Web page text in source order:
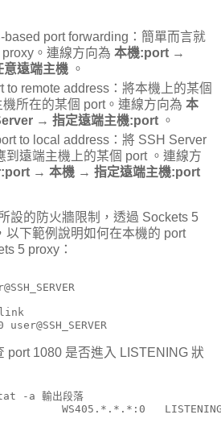
based port forwarding：簡單而言就
。連線方向為 本機:port →
意遠端主機 。
to remote address：將本機上的某個
所在的某個 port。連線方向為 本
→ 指定遠端主機:port 。
to local address：將 SSH Server
到遠端主機上的某個 port 。連線方
→ 本機 → 指定遠端主機:port
設的防火牆限制，透過 Sockets 5
以下範例說明如何在本機的 port
5 proxy：
port 1080 是否進入 LISTENING 狀
-a 輸出段落
WS405.*.*.*:0